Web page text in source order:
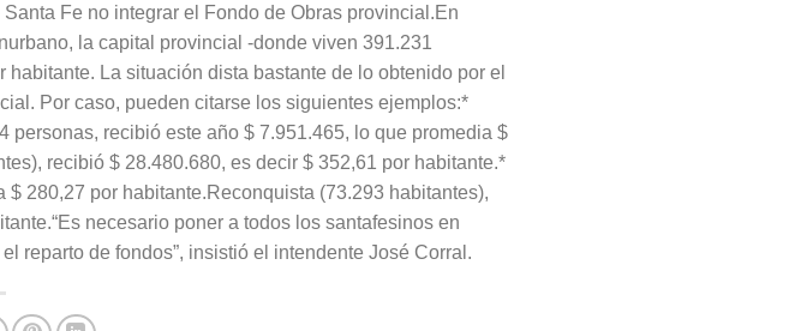
Fe no integrar el Fondo de Obras provincial.En
la capital provincial -donde viven 391.231
La situación dista bastante de lo obtenido por el
Por caso, pueden citarse los siguientes ejemplos:*
recibió este año $ 7.951.465, lo que promedia $
recibió $ 28.480.680, es decir $ 352,61 por habitante.*
280,27 por habitante.Reconquista (73.293 habitantes),
necesario poner a todos los santafesinos en
reparto de fondos”, insistió el intendente José Corral.